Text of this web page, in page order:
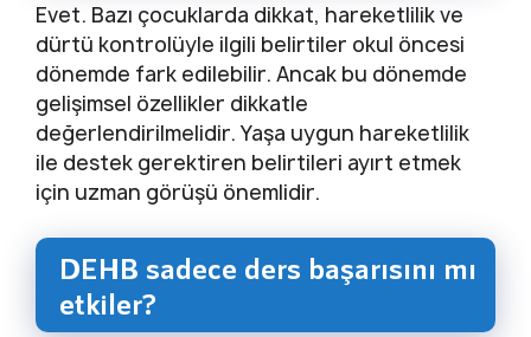
Evet. Bazı çocuklarda dikkat, hareketlilik ve
dürtü kontrolüyle ilgili belirtiler okul öncesi
dönemde fark edilebilir. Ancak bu dönemde
gelişimsel özellikler dikkatle
değerlendirilmelidir. Yaşa uygun hareketlilik
ile destek gerektiren belirtileri ayırt etmek
için uzman görüşü önemlidir.
DEHB sadece ders başarısını mı
etkiler?